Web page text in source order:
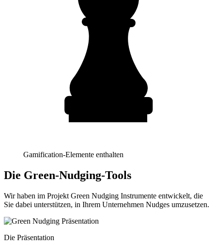
Gamification-Elemente enthalten
Die Green-Nudging-Tools
Wir haben im Projekt Green Nudging Instrumente entwickelt, die
Sie dabei unterstützen, in Ihrem Unternehmen Nudges umzusetzen.
Die Präsentation